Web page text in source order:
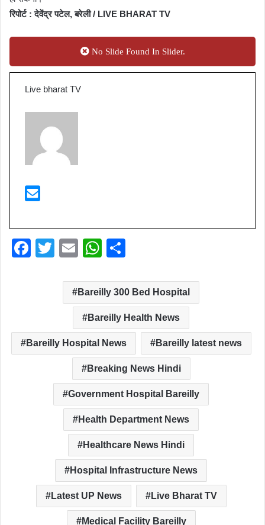
रिपोर्ट : देवेंद्र पटेल, बरेली / LIVE BHARAT TV
No Slide Found In Slider.
Live bharat TV
F
o
o
T
tt
er
E
ail
W
at
s
A
p
p
ar
e
Bareilly 300 Bed Hospital
Bareilly Health News
Bareilly Hospital News Bareilly latest news
Breaking News Hindi
Government Hospital Bareilly
Health Department News
Healthcare News Hindi
Hospital Infrastructure News
Latest UP News Live Bharat TV
Medical Facility Bareilly